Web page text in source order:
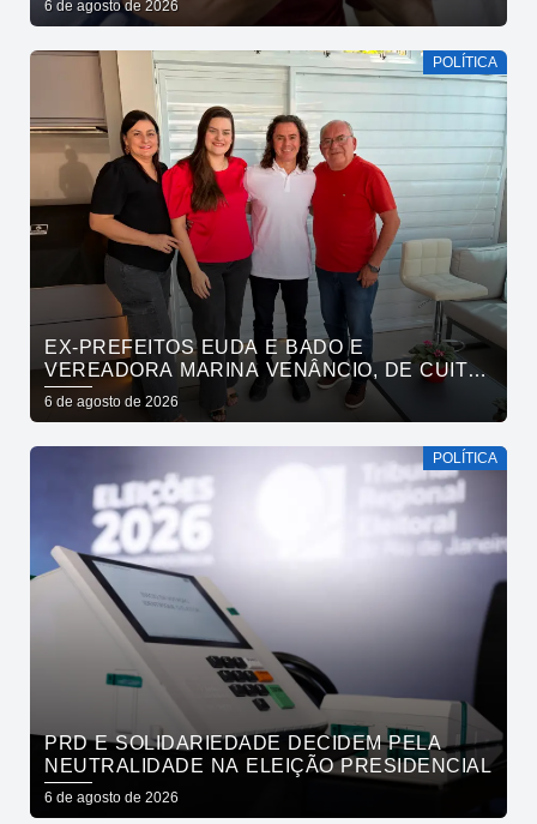
MAS MOSTRANDO TRABALHO
6 de agosto de 2026
POLÍTICA
EX-PREFEITOS EUDA E BADO E
VEREADORA MARINA VENÂNCIO, DE CUITÉ,
REAFIRMAM APOIO A CÍCERO, VENEZIANO E
ANDRÉ GADELHA
6 de agosto de 2026
POLÍTICA
PRD E SOLIDARIEDADE DECIDEM PELA
NEUTRALIDADE NA ELEIÇÃO PRESIDENCIAL
6 de agosto de 2026